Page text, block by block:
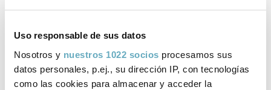
Uso responsable de sus datos
Nosotros y nuestros 1022 socios procesamos sus
datos personales, p.ej., su dirección IP, con tecnologías
como las cookies para almacenar y acceder la
Getting Over Dislexia